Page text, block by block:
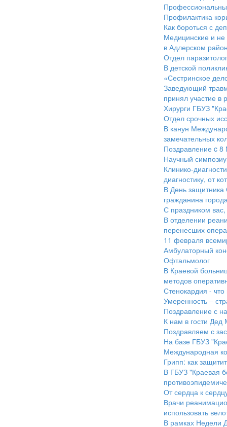
Профилактика
Как бороться с
Медицинские и не
в Адлерском
Отдел
В детской
«Сестринское
Заведующий
принял участие в
Хирурги ГБУЗ
Отдел срочных
В канун
замечательных
Поздравление c 8
Научный
Клинико-
диагностику, от
В День защитника
гражданина
С праздником
В отделении
перенесших
11 февраля
Амбулаторный
Офтальмолог
В Краевой
методов
Стенокардия - что
Умеренность –
Поздравление с
К нам в гости
Поздравляем с
На базе ГБУЗ
Международная
Грипп: как
В ГБУЗ "Краевая
От сердца к
Врачи
использовать
В рамках Недели